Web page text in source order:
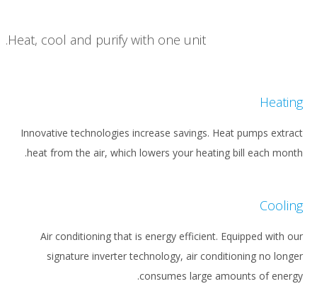
Heat, cool and purify with one unit.
Innovative technologies increase savings. Heat
heat from the air, which lowers your heating bill
Air conditioning that is energy efficient.
signature inverter technology, air conditioning
consumes large amounts